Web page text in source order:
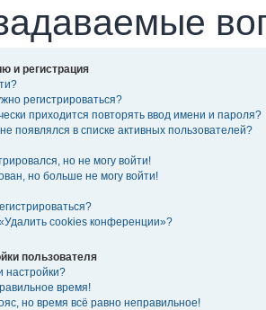
и регистрация
регистрироваться?
приходится повторять ввод имени и пароля?
появлялся в списке активных пользователей?
но не могу войти!
но больше не могу войти!
cookies конференции»?
пользователя
настройки?
время!
но время всё равно неправильное!